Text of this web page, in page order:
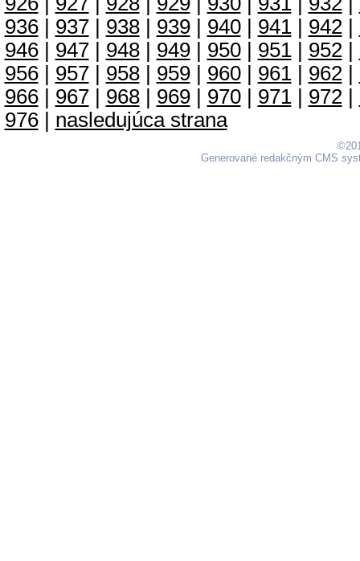
936| 937| 938| 939| 940| 941| 942|
946| 947| 948| 949| 950| 951| 952|
956| 957| 958| 959| 960| 961| 962|
966| 967| 968| 969| 970| 971| 972|
976| nasledujúca strana
Generované redakčným CMS